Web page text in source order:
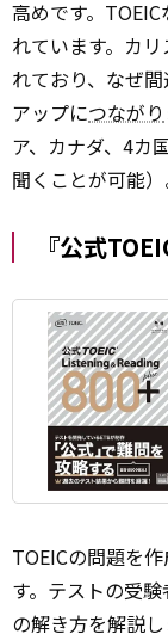
高めです。
れています。カ
れており、なぜ
アップにつながり
ア、カナダ、4カ
聞くことが可能）
『公式
TOEICの問題を
す。テストの受
の解き方を解説